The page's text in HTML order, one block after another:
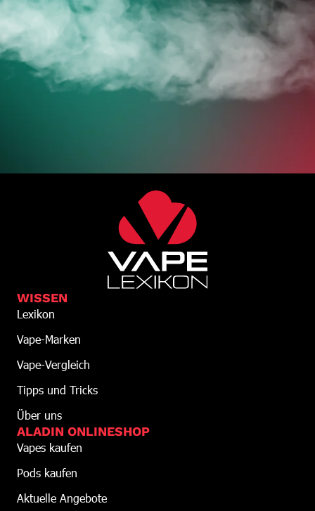
WISSEN
Lexikon
Vape-Marken
Vape-Vergleich
Tipps und Tricks
Über uns
ALADIN ONLINESHOP
Vapes kaufen
Pods kaufen
Aktuelle Angebote